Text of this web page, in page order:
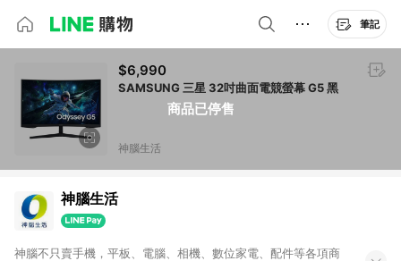
筆記
商品已停售
$6,990
SAMSUNG 三星 32吋曲面電競螢幕 G5 黑
神腦生活
神腦生活
神腦不只賣手機，平板、電腦、相機、數位家電、配件等各項商